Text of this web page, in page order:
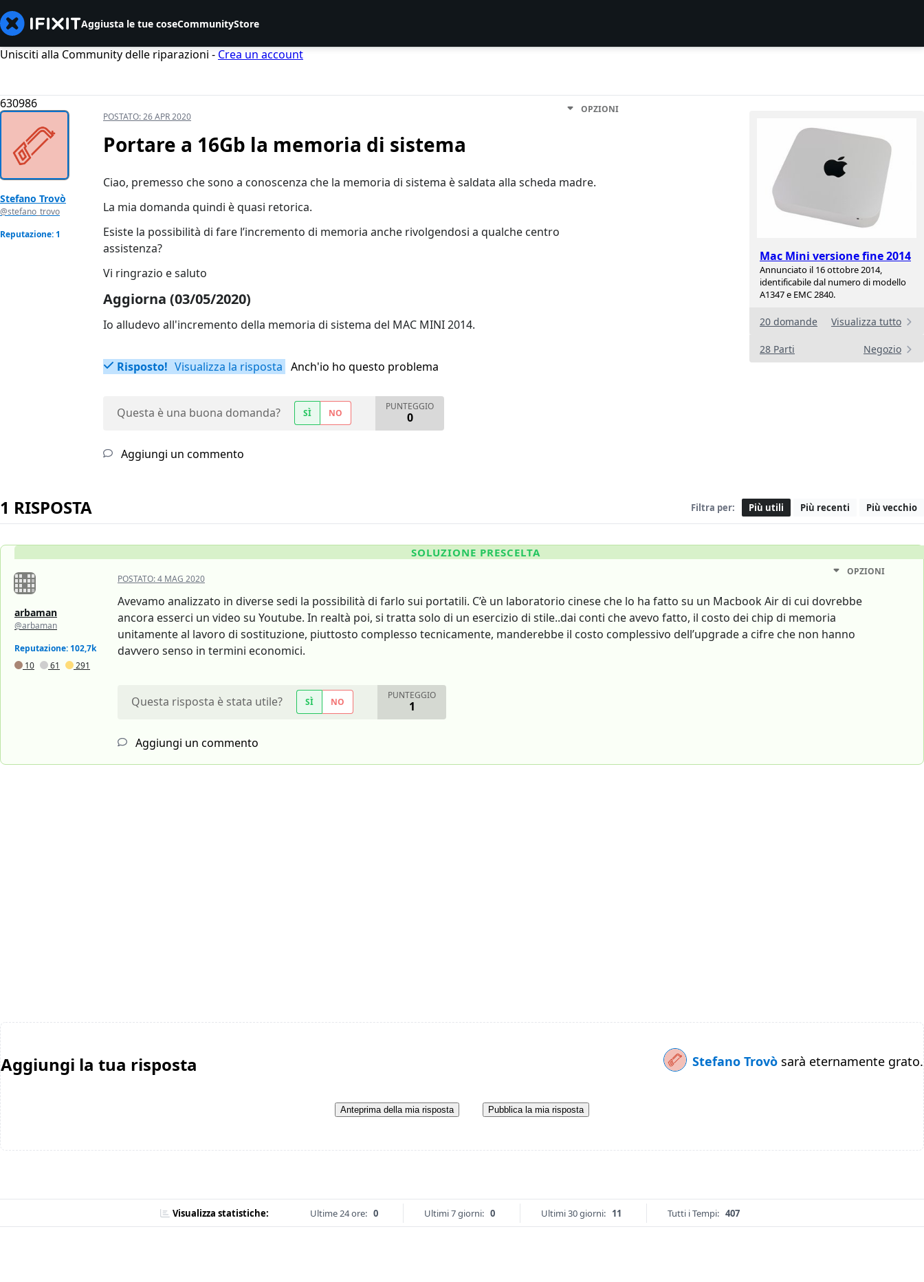
Aggiusta le tue coseCommunityStore
Unisciti alla Community delle riparazioni - Crea un account
630986
Mac Mini versione fine 2014
Annunciato il 16 ottobre 2014,
identificabile dal numero di modello
A1347 e EMC 2840.
20 domande Visualizza tutto
28 Parti Negozio
Stefano Trovò
@stefano_trovo
Reputazione: 1
POSTATO:26 APR 2020
OPZIONI
Portare a 16Gb la memoria di sistema
Ciao, premesso che sono a conoscenza che la memoria di sistema è saldata alla scheda madre.
La mia domanda quindi è quasi retorica.
Esiste la possibilità di fare l’incremento di memoria anche rivolgendosi a qualche centro
assistenza?
Vi ringrazio e saluto
Aggiorna (03/05/2020)
Io alludevo all'incremento della memoria di sistema del MAC MINI 2014.
Risposto! Visualizza la risposta Anch'io ho questo problema
Questa è una buona domanda? SÌ NO
PUNTEGGIO
0
Aggiungi un commento
1 RISPOSTA Filtra per: Più utili Più recenti Più vecchio
SOLUZIONE PRESCELTA
arbaman
@arbaman
Reputazione: 102,7k
10
61 291
POSTATO:4 MAG 2020
OPZIONI
Avevamo analizzato in diverse sedi la possibilità di farlo sui portatili. C’è un laboratorio cinese che lo ha fatto su un Macbook Air di cui dovrebbe
ancora esserci un video su Youtube. In realtà poi, si tratta solo di un esercizio di stile..dai conti che avevo fatto, il costo dei chip di memoria
unitamente al lavoro di sostituzione, piuttosto complesso tecnicamente, manderebbe il costo complessivo dell’upgrade a cifre che non hanno
davvero senso in termini economici.
Questa risposta è stata utile? SÌ NO
PUNTEGGIO
1
Aggiungi un commento
Aggiungi la tua risposta Stefano Trovò sarà eternamente grato.
Anteprima della mia risposta Pubblica la mia risposta
Visualizza statistiche: Ultime 24 ore: 0 Ultimi 7 giorni: 0 Ultimi 30 giorni: 11 Tutti i Tempi: 407